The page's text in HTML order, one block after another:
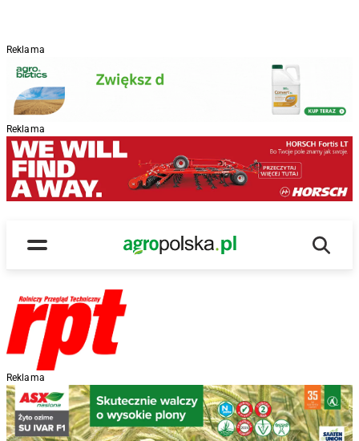
Reklama
Reklama
Menu
Main Logo
Reklama